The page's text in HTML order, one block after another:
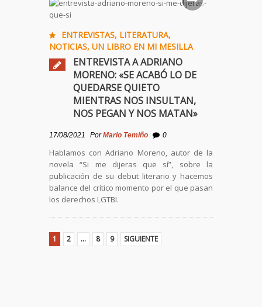
ENTREVISTAS, LITERATURA,
NOTICIAS, UN LIBRO EN MI MESILLA
ENTREVISTA A ADRIANO
MORENO: «SE ACABÓ LO DE
QUEDARSE QUIETO
MIENTRAS NOS INSULTAN,
NOS PEGAN Y NOS MATAN»
17/08/2021 PorMario Temiño 0
Hablamos con Adriano Moreno, autor de la
novela “Si me dijeras que sí”, sobre la
publicación de su debut literario y hacemos
balance del crítico momento por el que pasan
los derechos LGTBI.
1 2 … 8 9 SIGUIENTE